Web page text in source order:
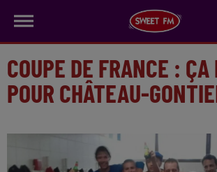
COUPE DE FRANCE : ÇA
POUR CHÂTEAU-